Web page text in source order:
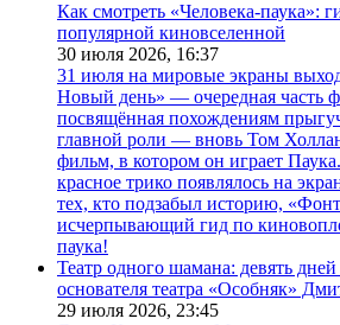
Как смотреть «Человека-паука»:
популярной киновселенной
30 июля 2026, 16:37
31 июля на мировые экраны
Новый день» — очередная часть
посвящённая похождениям
главной роли — вновь Том
фильм, в котором он играет
красное трико появлялось на
тех, кто подзабыл историю,
исчерпывающий гид по
паука!
Театр одного шамана: девять дней
основателя театра «Особняк»
29 июля 2026, 23:45